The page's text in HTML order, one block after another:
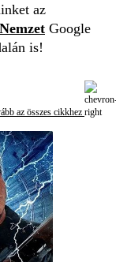
az
Google
is!
az összes cikkhez